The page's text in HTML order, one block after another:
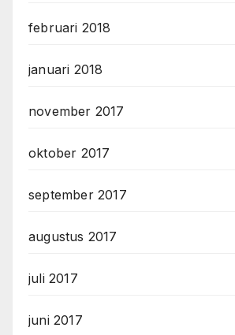
februari 2018
januari 2018
november 2017
oktober 2017
september 2017
augustus 2017
juli 2017
juni 2017